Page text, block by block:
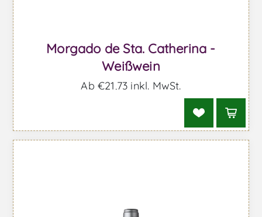
Morgado de Sta. Catherina -
Weißwein
Ab €21,73 inkl. MwSt.